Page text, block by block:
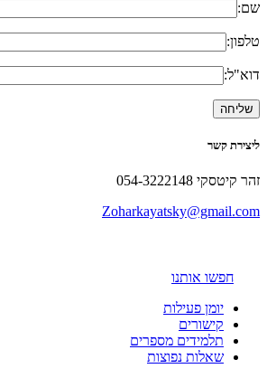
שם:
טלפון:
דוא"ל:
ליצירת קשר
זהר קיטסקי 054-3222148
Zoharkayatsky@gmail.com
חפשו אותנו
יומן פעילות
קישורים
תלמידים מספרים
שאלות נפוצות